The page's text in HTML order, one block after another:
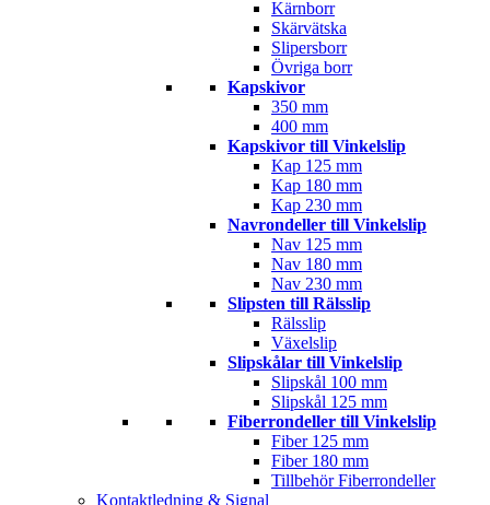
Kärnborr
Skärvätska
Slipersborr
Övriga borr
Kapskivor
350 mm
400 mm
Kapskivor till Vinkelslip
Kap 125 mm
Kap 180 mm
Kap 230 mm
Navrondeller till Vinkelslip
Nav 125 mm
Nav 180 mm
Nav 230 mm
Slipsten till Rälsslip
Rälsslip
Växelslip
Slipskålar till Vinkelslip
Slipskål 100 mm
Slipskål 125 mm
Fiberrondeller till Vinkelslip
Fiber 125 mm
Fiber 180 mm
Tillbehör Fiberrondeller
Kontaktledning & Signal